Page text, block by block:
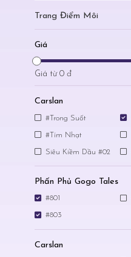
Trang Điểm Môi
Giá
Giá từ 0 đ
Carslan
#Trong Suốt
#Tím Nhạt
Siêu Kiềm Dầu #02
Phấn Phủ Gogo Tales
#801
#803
Carslan